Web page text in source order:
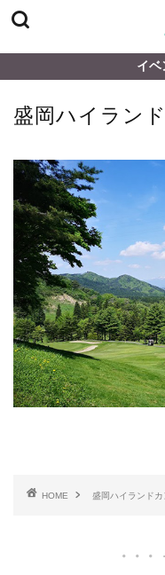
イベ
盛岡ハイラン
HOME 盛岡ハイランド